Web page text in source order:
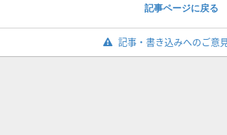
記事ページに戻る
記事・書き込みへのご意